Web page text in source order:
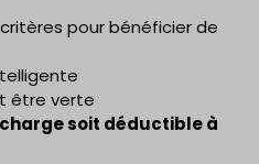
pour bénéficier de
être verte
soit déductible à